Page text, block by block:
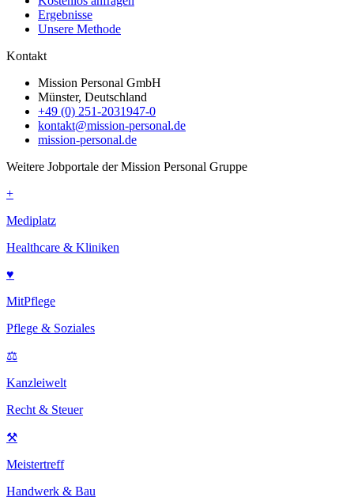
Ergebnisse
Unsere Methode
Kontakt
Mission Personal GmbH
Münster, Deutschland
+49 (0) 251-2031947-0
kontakt@mission-personal.de
mission-personal.de
Weitere Jobportale der Mission Personal Gruppe
+
Mediplatz
Healthcare & Kliniken
♥
MitPflege
Pflege & Soziales
⚖
Kanzleiwelt
Recht & Steuer
⚒
Meistertreff
Handwerk & Bau